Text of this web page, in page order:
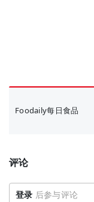
Foodaily每日食品
评论
登录 后参与评论